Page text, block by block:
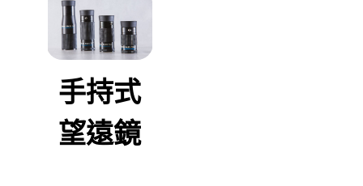
手持式
望遠鏡